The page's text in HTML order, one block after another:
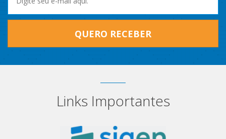
QUERO RECEBER
Links Importantes